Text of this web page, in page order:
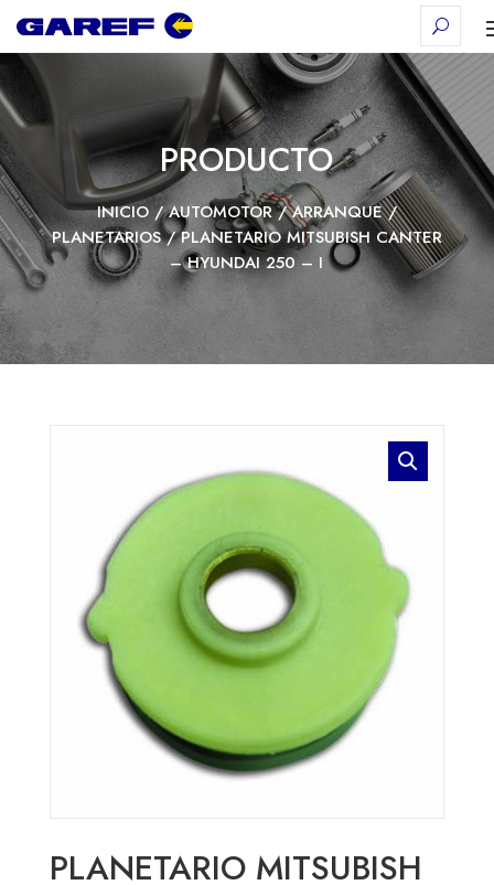
PRODUCTO
INICIO/AUTOMOTOR/ARRANQUE/
PLANETARIOS/ PLANETARIO MITSUBISH CANTER
– HYUNDAI 250 – I
PLANETARIO MITSUBISH